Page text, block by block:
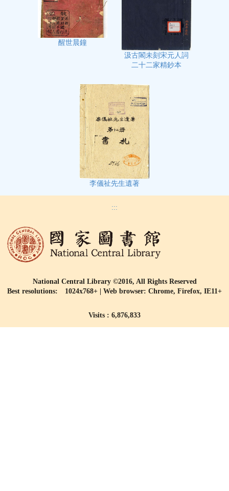
醒世晨鐘
汲古閣未刻宋元人詞
二十二家精鈔本
李儀祉先生遺著
:::
National Central Library ©2016, All Rights Reserved
Best resolutions: 1024x768+ | Web browser: Chrome, Firefox, IE11+
Visits : 6,876,833